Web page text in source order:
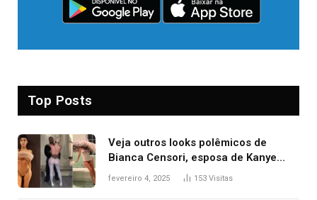
Top Posts
Veja outros looks polêmicos de
Bianca Censori, esposa de Kanye
West que apareceu nua no Grammy
fevereiro 4, 2025 153 Visitas